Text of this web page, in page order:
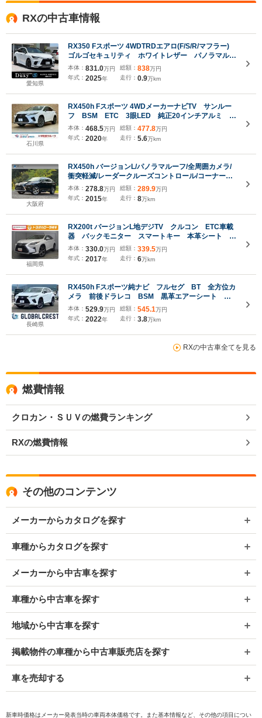
RXの中古車情報
愛知県
RX350 Fスポーツ 4WDTRDエアロ(F/S/R/マフラー)
ゴルゴセキュリティ ホワイトレザー パノラマルー
フ 輻射ヒーター デジタルインナーミラー リア電
動シート 寒冷地仕様 ドライブレコーダー
LEXUSチームメイト 純正21インチAW
本体： 831.0万円
年式： 2025年
総額： 838万円
走行： 0.9万km
石川県
RX450h Fスポーツ 4WDメーカーナビTV サンルー
フ BSM ETC 3眼LED 純正20インチアルミ シ
ートヒーター セーフティセンス レーダークルコ
ン レザーシート シートヒーター 電動リアゲー
ト Bluetooth USBポート
本体： 468.5万円
年式： 2020年
総額： 477.8万円
走行： 5.6万km
大阪府
RX450h バージョンL/パノラマルーフ/全周囲カメラ/
衝突軽減/レーダークルーズコントロール/コーナーセ
ンサー/HUD/BSM/ハンドルヒーター/シートヒータ
ー・エアコン/パワーシート/シートメモリ/ETC/電動リ
本体： 278.8万円
年式： 2015年
総額： 289.9万円
走行： 8万km
福岡県
RX200t バージョンL地デジTV クルコン ETC車載
器 バックモニター スマートキー 本革シート 電
動シート 盗難防止装置 LEDヘッド ミュージック
プレイヤー接続可 ナビTV アルミホイール メモ
リーナビ ワンオーナー
本体： 330.0万円
年式： 2017年
総額： 339.5万円
走行： 6万km
長崎県
RX450h Fスポーツ純ナビ フルセグ BT 全方位カ
メラ 前後ドラレコ BSM 黒革エアーシート シ
ートヒーター ハンドルヒーター パワーバックゲー
ト 純正20AW
本体： 529.9万円
年式： 2022年
総額： 545.1万円
走行： 3.8万km
RXの中古車全てを見る
燃費情報
クロカン・ＳＵＶの燃費ランキング
RXの燃費情報
その他のコンテンツ
メーカーからカタログを探す
車種からカタログを探す
メーカーから中古車を探す
車種から中古車を探す
地域から中古車を探す
掲載物件の車種から中古車販売店を探す
車を売却する
新車時価格はメーカー発表当時の車両本体価格です。また基本情報など、その他の項目につい